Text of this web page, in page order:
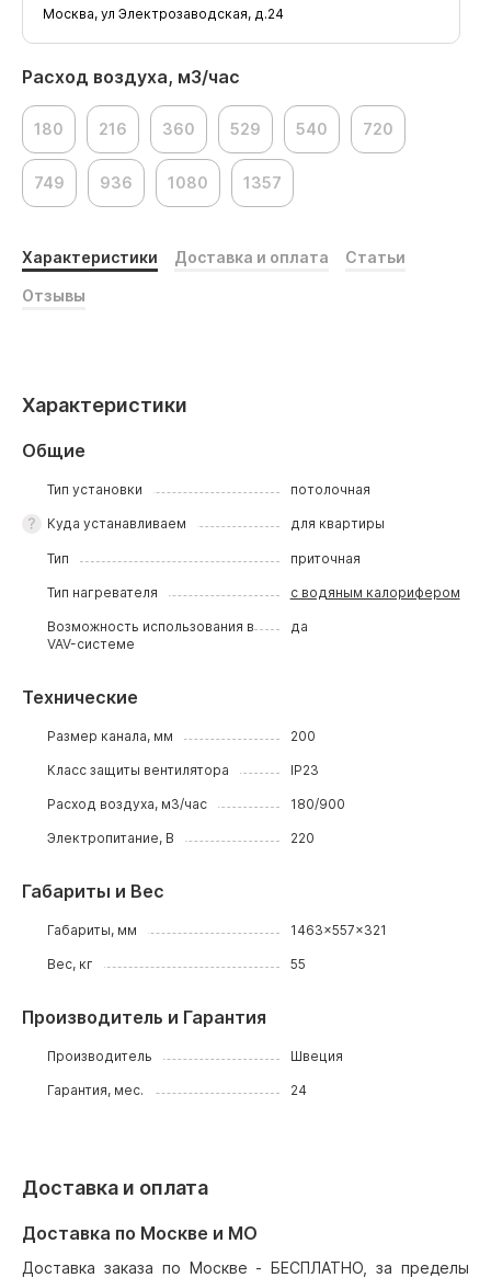
Расход воздуха, м3/час
180 216 360 529 540 720
749 936 1080 1357
Москва, ул Электрозаводская, д.24
Характеристики Доставка и оплата Статьи
Отзывы
Характеристики
Общие
Тип установки потолочная
Куда устанавливаем для квартиры
Тип приточная
Тип нагревателя с водяным калорифером
Возможность использования в
VAV-системе
да
Технические
Размер канала, мм 200
Класс защиты вентилятора IP23
Расход воздуха, м3/час 180/900
Электропитание, В 220
Габариты и Вес
Габариты, мм 1463x557x321
Вес, кг 55
Производитель и Гарантия
Производитель Швеция
Гарантия, мес. 24
Доставка и оплата
Доставка по Москве и МО
Доставка заказа по Москве - БЕСПЛАТНО, за пределы